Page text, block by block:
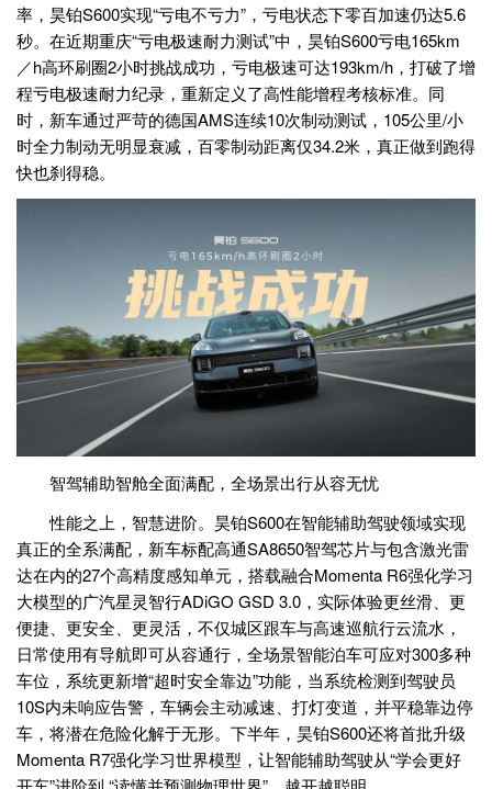
率，昊铂S600实现“亏电不亏力”，亏电状态下零百加速仍达5.6
秒。在近期重庆“亏电极速耐力测试”中，昊铂S600亏电165km
／h高环刷圈2小时挑战成功，亏电极速可达193km/h，打破了增
程亏电极速耐力纪录，重新定义了高性能增程考核标准。同
时，新车通过严苛的德国AMS连续10次制动测试，105公里/小
时全力制动无明显衰减，百零制动距离仅34.2米，真正做到跑得
快也刹得稳。
智驾辅助智舱全面满配，全场景出行从容无忧
性能之上，智慧进阶。昊铂S600在智能辅助驾驶领域实现
真正的全系满配，新车标配高通SA8650智驾芯片与包含激光雷
达在内的27个高精度感知单元，搭载融合Momenta R6强化学习
大模型的广汽星灵智行ADiGO GSD 3.0，实际体验更丝滑、更
便捷、更安全、更灵活，不仅城区跟车与高速巡航行云流水，
日常使用有导航即可从容通行，全场景智能泊车可应对300多种
车位，系统更新增“超时安全靠边”功能，当系统检测到驾驶员
10S内未响应告警，车辆会主动减速、打灯变道，并平稳靠边停
车，将潜在危险化解于无形。下半年，昊铂S600还将首批升级
Momenta R7强化学习世界模型，让智能辅助驾驶从“学会更好